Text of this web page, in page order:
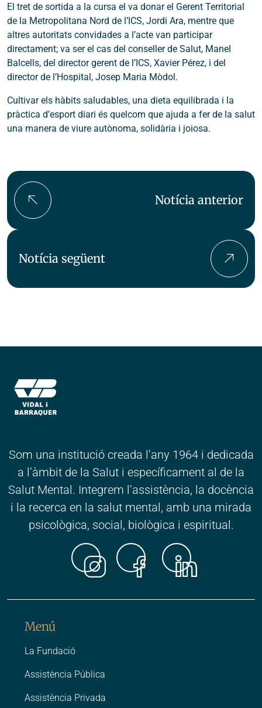
El tret de sortida a la cursa el va donar el Gerent Territorial
de la Metropolitana Nord de l’ICS, Jordi Ara, mentre que
altres autoritats convidades a l’acte van participar
directament; va ser el cas del conseller de Salut, Manel
Balcells, del director gerent de l’ICS, Xavier Pérez, i del
director de l’Hospital, Josep Maria Mòdol.
Cultivar els hàbits saludables, una dieta equilibrada i la
pràctica d’esport diari és quelcom que ajuda a fer de la salut
una manera de viure autònoma, solidària i joiosa.
Notícia anterior
Notícia següent
Som una institució creada l’any 1964 i dedicada
a l’àmbit de la Salut i específicament al de la
Salut Mental. Integrem l’assistència, la docència
i la recerca en la salut mental, amb una mirada
psicològica, social, biològica i espiritual.
Menú
La Fundació
Assistència Pública
Assistència Privada